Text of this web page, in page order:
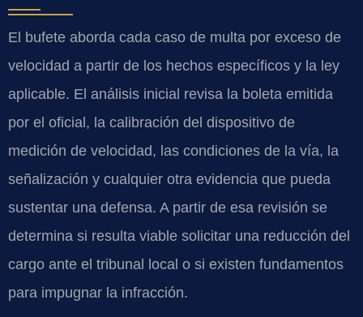
El bufete aborda cada caso de multa por exceso de
velocidad a partir de los hechos específicos y la ley
aplicable. El análisis inicial revisa la boleta emitida
por el oficial, la calibración del dispositivo de
medición de velocidad, las condiciones de la vía, la
señalización y cualquier otra evidencia que pueda
sustentar una defensa. A partir de esa revisión se
determina si resulta viable solicitar una reducción del
cargo ante el tribunal local o si existen fundamentos
para impugnar la infracción.